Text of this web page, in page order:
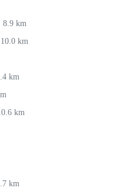
8.9 km
10.0 km
km
km
km